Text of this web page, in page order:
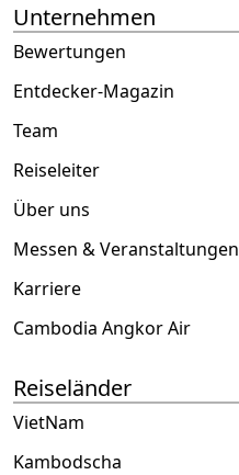
Unternehmen
Bewertungen
Entdecker-Magazin
Team
Reiseleiter
Über uns
Messen & Veranstaltungen
Karriere
Cambodia Angkor Air
Reiseländer
VietNam
Kambodscha